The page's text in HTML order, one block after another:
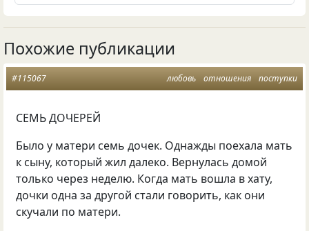
Похожие публикации
любовь отношения поступки
#115067
СЕМЬ ДОЧЕРЕЙ
Было у матери семь дочек. Однажды поехала мать
к сыну, который жил далеко. Вернулась домой
только через неделю. Когда мать вошла в хату,
дочки одна за другой стали говорить, как они
скучали по матери.